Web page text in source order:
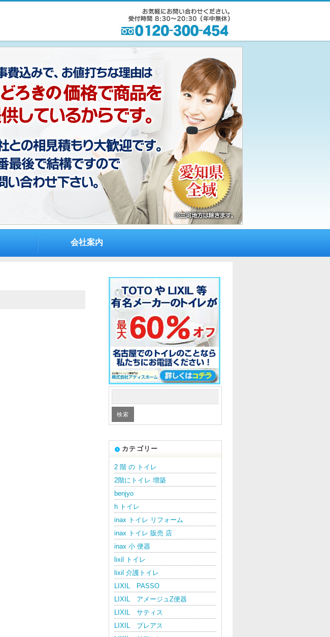
会社案内
カテゴリー
2 階 の トイレ
2階にトイレ 増築
benjyo
h トイレ
inax トイレ リフォーム
inax トイレ 販売 店
inax 小 便器
lixil トイレ
lixil 介護トイレ
LIXIL PASSO
LIXIL アメージュZ便器
LIXIL サティス
LIXIL プレアス